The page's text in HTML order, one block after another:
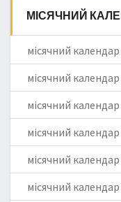
МІСЯЧНИЙ
місячний
місячний
місячний
місячний
місячний
місячний